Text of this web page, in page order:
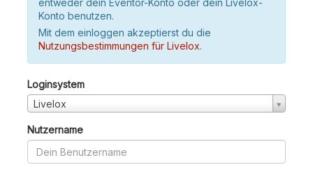
entweder dein Eventor-Konto oder dein Livelox-
Konto benutzen.
Mit dem einloggen akzeptierst du die
Nutzungsbestimmungen für Livelox.
Loginsystem
Livelox
Nutzername